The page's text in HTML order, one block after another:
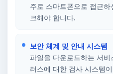
주로 스마트폰으로 접근
크해야 합니다.
보안 체계 및 안내 시스템
파일을 다운로드하는 서
러스에 대한 검사 시스템